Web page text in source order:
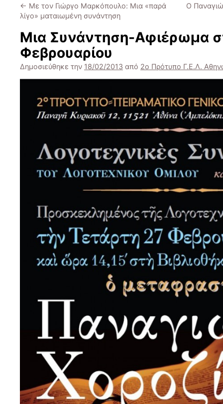
← Με τον Γιώργο Μαρκόπουλο: Μια «παρά
λίγο» ματαιωμένη συνάντηση
Ο
Μια Συνάντηση-Αφιέρωμα
Φεβρουαρίου
Δημοσιεύθηκε την 18/02/2013 από 2ο Πρότυπο Γ.Ε.Λ.